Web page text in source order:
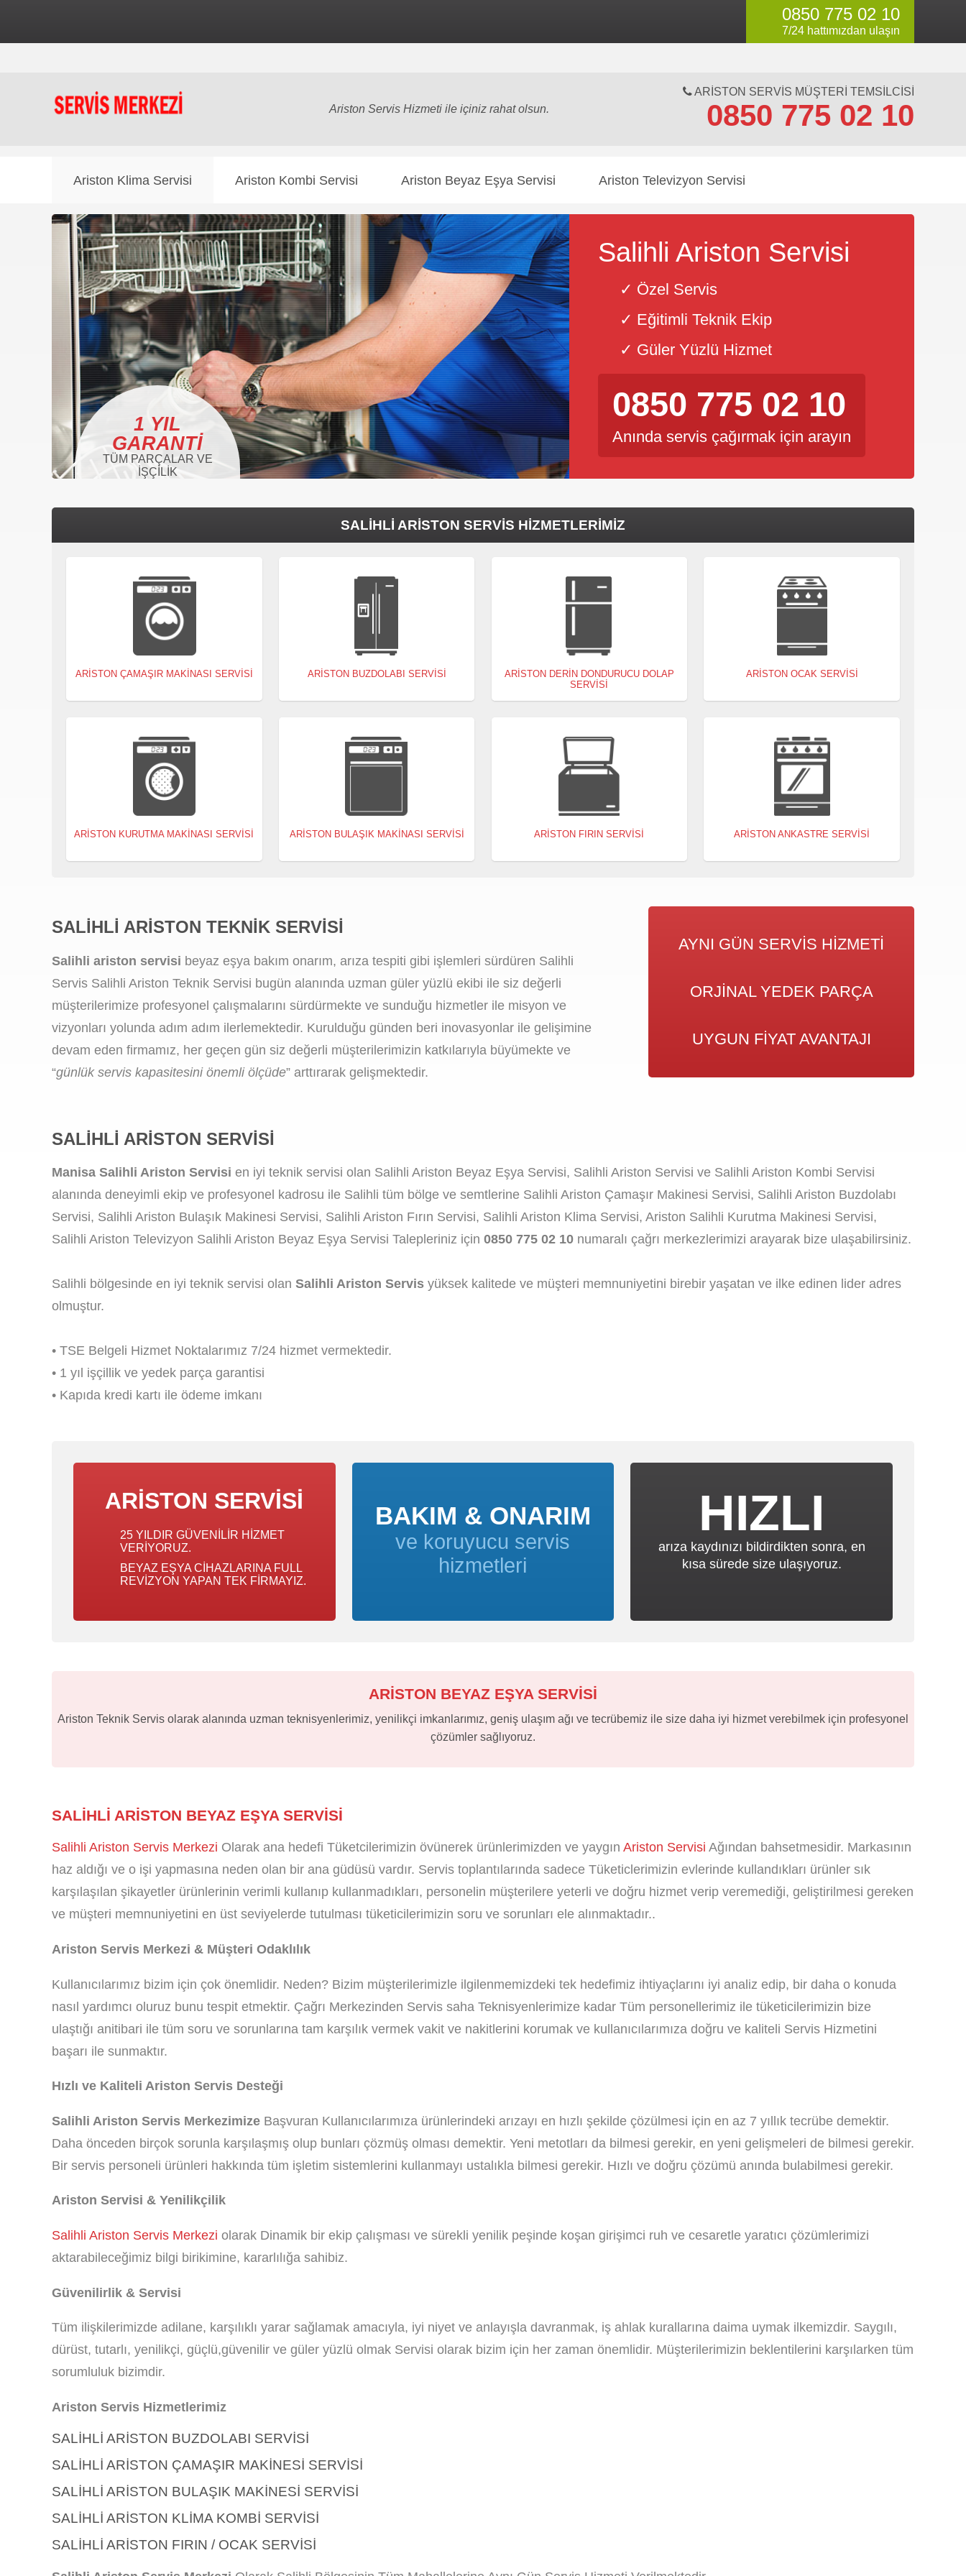
0850 775 02 10
7/24 hattımızdan ulaşın
Ariston Servis Hizmeti ile içiniz rahat olsun.
ARISTON SERVIS MÜŞTERI TEMSILCISI
0850 775 02 10
Ariston Klima Servisi Ariston Kombi Servisi Ariston Beyaz Eşya Servisi Ariston Televizyon Servisi
1 YIL
GARANTI
TÜM PARÇALAR VE
İŞÇILIK
Salihli Ariston Servisi
✓ Özel Servis
✓ Eğitimli Teknik Ekip
✓ Güler Yüzlü Hizmet
0850 775 02 10
Anında servis çağırmak için arayın
SALIHLI ARISTON SERVIS HIZMETLERIMIZ
ARISTON ÇAMAŞIR MAKINASI SERVISI ARISTON BUZDOLABI SERVISI
ARISTON DERIN DONDURUCU DOLAP
SERVISI
ARISTON OCAK SERVISI
ARISTON KURUTMA MAKINASI SERVISI ARISTON BULAŞIK MAKINASI SERVISI ARISTON FIRIN SERVISI ARISTON ANKASTRE SERVISI
SALIHLI ARISTON TEKNIK SERVISI
Salihli ariston servisi beyaz eşya bakım onarım, arıza tespiti gibi işlemleri sürdüren Salihli
Servis Salihli Ariston Teknik Servisi bugün alanında uzman güler yüzlü ekibi ile siz değerli
müşterilerimize profesyonel çalışmalarını sürdürmekte ve sunduğu hizmetler ile misyon ve
vizyonları yolunda adım adım ilerlemektedir. Kurulduğu günden beri inovasyonlar ile gelişimine
devam eden firmamız, her geçen gün siz değerli müşterilerimizin katkılarıyla büyümekte ve
“günlük servis kapasitesini önemli ölçüde” arttırarak gelişmektedir.
AYNI GÜN SERVIS HIZMETI
ORJINAL YEDEK PARÇA
UYGUN FIYAT AVANTAJI
SALIHLI ARISTON SERVISI
Manisa Salihli Ariston Servisi en iyi teknik servisi olan Salihli Ariston Beyaz Eşya Servisi, Salihli Ariston Servisi ve Salihli Ariston Kombi Servisi
alanında deneyimli ekip ve profesyonel kadrosu ile Salihli tüm bölge ve semtlerine Salihli Ariston Çamaşır Makinesi Servisi, Salihli Ariston Buzdolabı
Servisi, Salihli Ariston Bulaşık Makinesi Servisi, Salihli Ariston Fırın Servisi, Salihli Ariston Klima Servisi, Ariston Salihli Kurutma Makinesi Servisi,
Salihli Ariston Televizyon Salihli Ariston Beyaz Eşya Servisi Talepleriniz için 0850 775 02 10 numaralı çağrı merkezlerimizi arayarak bize ulaşabilirsiniz.
Salihli bölgesinde en iyi teknik servisi olan Salihli Ariston Servis yüksek kalitede ve müşteri memnuniyetini birebir yaşatan ve ilke edinen lider adres
olmuştur.
• TSE Belgeli Hizmet Noktalarımız 7/24 hizmet vermektedir.
• 1 yıl işçillik ve yedek parça garantisi
• Kapıda kredi kartı ile ödeme imkanı
ARISTON SERVISI
25 YILDIR GÜVENILIR HIZMET
VERIYORUZ.
BEYAZ EŞYA CIHAZLARINA FULL
REVIZYON YAPAN TEK FIRMAYIZ.
BAKIM & ONARIM
ve koruyucu servis
hizmetleri
HIZLI
arıza kaydınızı bildirdikten sonra, en
kısa sürede size ulaşıyoruz.
ARİSTON BEYAZ EŞYA SERVİSİ
Ariston Teknik Servis olarak alanında uzman teknisyenlerimiz, yenilikçi imkanlarımız, geniş ulaşım ağı ve tecrübemiz ile size daha iyi hizmet verebilmek için profesyonel
çözümler sağlıyoruz.
SALIHLI ARISTON BEYAZ EŞYA SERVISI
Salihli Ariston Servis Merkezi Olarak ana hedefi Tüketcilerimizin övünerek ürünlerimizden ve yaygın Ariston Servisi Ağından bahsetmesidir. Markasının
haz aldığı ve o işi yapmasına neden olan bir ana güdüsü vardır. Servis toplantılarında sadece Tüketiclerimizin evlerinde kullandıkları ürünler sık
karşılaşılan şikayetler ürünlerinin verimli kullanıp kullanmadıkları, personelin müşterilere yeterli ve doğru hizmet verip veremediği, geliştirilmesi gereken
ve müşteri memnuniyetini en üst seviyelerde tutulması tüketicilerimizin soru ve sorunları ele alınmaktadır..
Ariston Servis Merkezi & Müşteri Odaklılık
Kullanıcılarımız bizim için çok önemlidir. Neden? Bizim müşterilerimizle ilgilenmemizdeki tek hedefimiz ihtiyaçlarını iyi analiz edip, bir daha o konuda
nasıl yardımcı oluruz bunu tespit etmektir. Çağrı Merkezinden Servis saha Teknisyenlerimize kadar Tüm personellerimiz ile tüketicilerimizin bize
ulaştığı anitibari ile tüm soru ve sorunlarına tam karşılık vermek vakit ve nakitlerini korumak ve kullanıcılarımıza doğru ve kaliteli Servis Hizmetini
başarı ile sunmaktır.
Hızlı ve Kaliteli Ariston Servis Desteği
Salihli Ariston Servis Merkezimize Başvuran Kullanıcılarımıza ürünlerindeki arızayı en hızlı şekilde çözülmesi için en az 7 yıllık tecrübe demektir.
Daha önceden birçok sorunla karşılaşmış olup bunları çözmüş olması demektir. Yeni metotları da bilmesi gerekir, en yeni gelişmeleri de bilmesi gerekir.
Bir servis personeli ürünleri hakkında tüm işletim sistemlerini kullanmayı ustalıkla bilmesi gerekir. Hızlı ve doğru çözümü anında bulabilmesi gerekir.
Ariston Servisi & Yenilikçilik
Salihli Ariston Servis Merkezi olarak Dinamik bir ekip çalışması ve sürekli yenilik peşinde koşan girişimci ruh ve cesaretle yaratıcı çözümlerimizi
aktarabileceğimiz bilgi birikimine, kararlılığa sahibiz.
Güvenilirlik & Servisi
Tüm ilişkilerimizde adilane, karşılıklı yarar sağlamak amacıyla, iyi niyet ve anlayışla davranmak, iş ahlak kurallarına daima uymak ilkemizdir. Saygılı,
dürüst, tutarlı, yenilikçi, güçlü,güvenilir ve güler yüzlü olmak Servisi olarak bizim için her zaman önemlidir. Müşterilerimizin beklentilerini karşılarken tüm
sorumluluk bizimdir.
Ariston Servis Hizmetlerimiz
SALIHLI ARISTON BUZDOLABI SERVISI
SALIHLI ARISTON ÇAMAŞIR MAKINESI SERVISI
SALIHLI ARISTON BULAŞIK MAKINESI SERVISI
SALIHLI ARISTON KLIMA KOMBI SERVISI
SALIHLI ARISTON FIRIN / OCAK SERVISI